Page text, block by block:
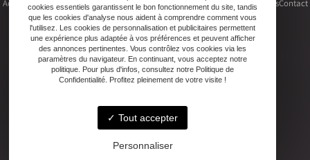
AccueilLe cabinetFoncierUrbanismeCopropriétéTopographieAutres activitésContact
Adresse
2ter Cour Xavier Moreau, 33720 Podensac
Téléphone
05 56 27 26 08
cookies essentiels garantissent le bon fonctionnement du site, tandis
que les cookies d'analyse nous aident à comprendre comment vous
l'utilisez. Les cookies de personnalisation et publicitaires permettent
une expérience plus adaptée à vos préférences et peuvent afficher
des annonces pertinentes. Vous contrôlez vos cookies via les
paramètres du navigateur. En continuant, vous acceptez notre
politique. Pour plus d'infos, consultez notre Politique de
Confidentialité. Profitez pleinement de votre visite !
Tout accepter
Personnaliser